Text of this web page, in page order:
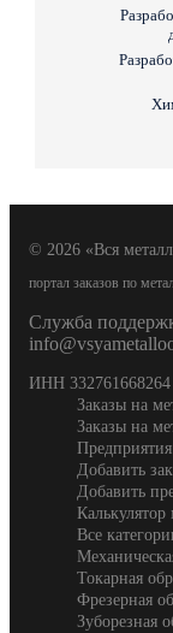
© 2026 «Вся
портал заказов по
Служба
ИНН 332761668264
Заказы на
Заказы на
Предприятия
Добавить
Добавить
Калькулятор
Все
Токарная
Фрезерная
Зуборезная